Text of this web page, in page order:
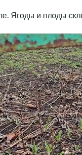
Ягоды и плоды